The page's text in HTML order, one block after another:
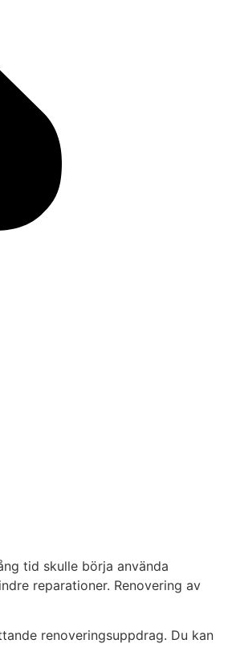
tid skulle börja använda
reparationer. Renovering av
renoveringsuppdrag. Du kan